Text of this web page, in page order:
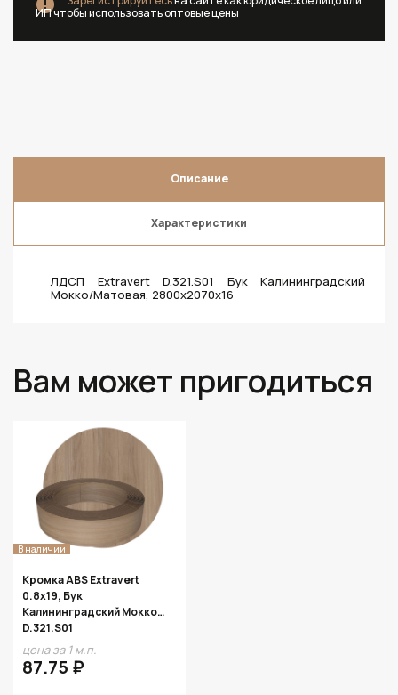
ИП чтобы использовать оптовые цены
Описание
Характеристики
ЛДСП Extravert D.321.S01 Бук Калининградский
Мокко/Матовая, 2800х2070х16
Вам может пригодиться
В наличии
Кромка ABS Extravert
0.8х19, Бук
Калининградский Мокко
D.321.S01
цена за 1 м.п.
87.75 ₽